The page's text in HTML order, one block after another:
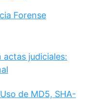
Forense
actas judiciales:
de MD5, SHA-